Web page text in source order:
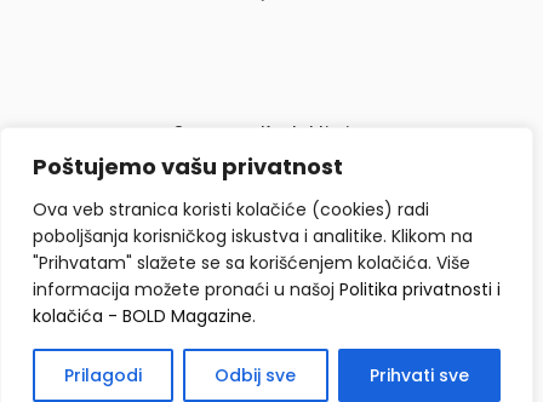
Poštujemo vašu privatnost
Ova veb stranica koristi kolačiće (cookies) radi
poboljšanja korisničkog iskustva i analitike. Klikom na
"Prihvatam" slažete se sa korišćenjem kolačića. Više
informacija možete pronaći u našoj Politika privatnosti i
kolačića - BOLD Magazine.
Prilagodi Odbij sve Prihvati sve
O nama Kontaktiraj nas
Politika privatnosti i kolačića
Copyright © BOLD Magazine 2026. Sva prava zadržana.